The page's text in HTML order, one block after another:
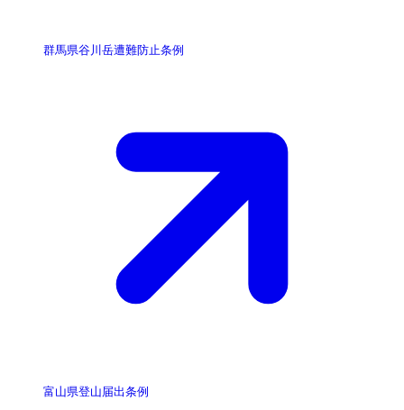
群馬県谷川岳遭難防止条例
富山県登山届出条例